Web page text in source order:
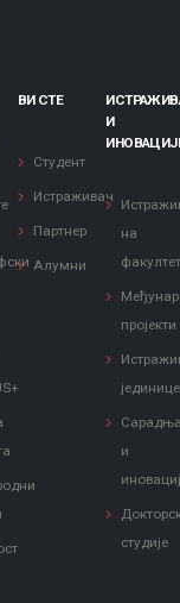
ВИ СТЕ
Студент
Истраживач
Партнер
Алумни
И
на
пројекти
јединице
и
студије